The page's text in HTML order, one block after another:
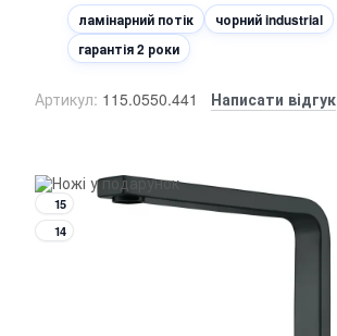
ламінарний потік
чорний industrial
гарантія 2 роки
Артикул: 115.0550.441 Написати відгук
15
14